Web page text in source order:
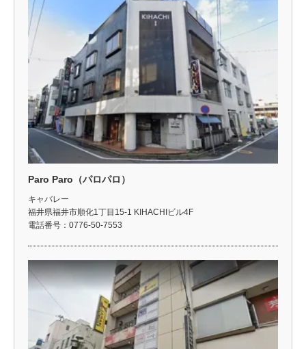
Paro Paro（パロパロ）
キャバレー
福井県福井市順化1丁目15-1 KIHACHIビル4F
電話番号：0776-50-7553